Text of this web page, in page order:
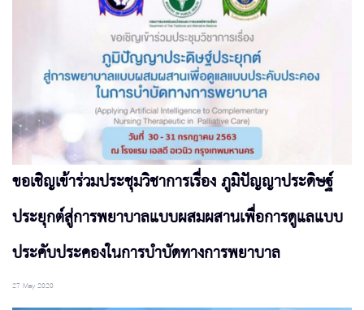
ขอเชิญเข้าร่วมประชุมวิชาการเรื่อง ภูมิปัญญาประดิษฐ์
ประยุกต์สู่การพยาบาลแบบผสมผสานเพื่อการดูแลแบบ
ประคับประคองในการบำบัดทางการพยาบาล
27 May 2020